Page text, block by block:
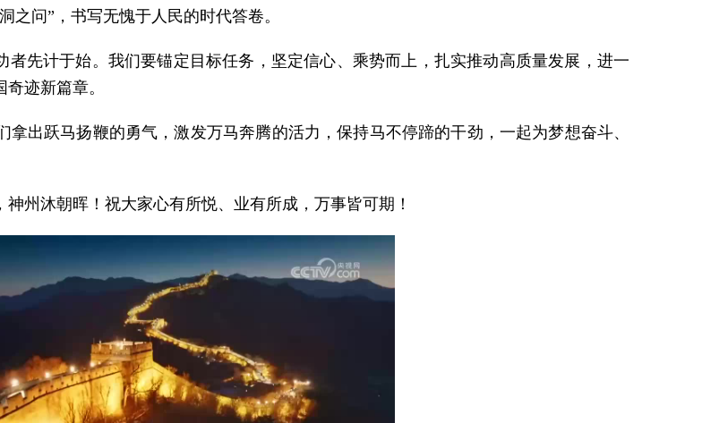
之问”，书写无愧于人民的时代答卷。
者先计于始。我们要锚定目标任务，坚定信心、乘势而上，扎实推动高质量发展，进一
迹新篇章。
出跃马扬鞭的勇气，激发万马奔腾的活力，保持马不停蹄的干劲，一起为梦想奋斗、
州沐朝晖！祝大家心有所悦、业有所成，万事皆可期！